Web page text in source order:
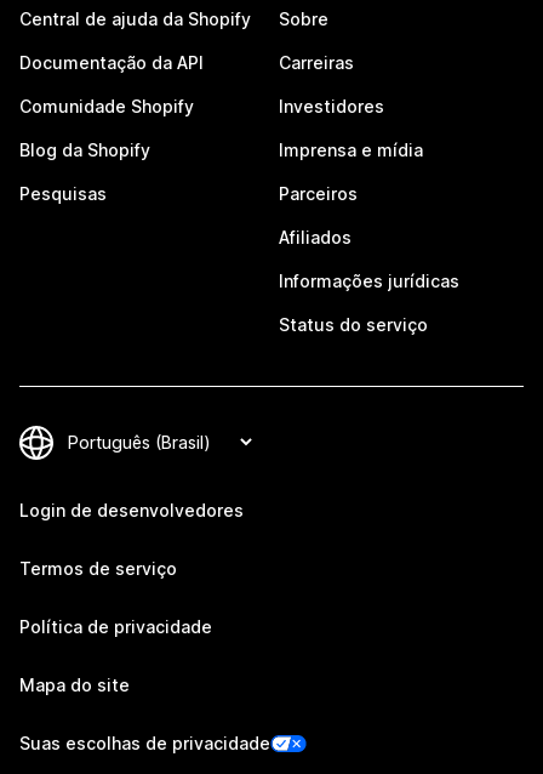
Central de ajuda da Shopify
Documentação da API
Comunidade Shopify
Blog da Shopify
Pesquisas
Sobre
Carreiras
Investidores
Imprensa e mídia
Parceiros
Afiliados
Informações jurídicas
Status do serviço
Login de desenvolvedores
Termos de serviço
Política de privacidade
Mapa do site
Suas escolhas de privacidade